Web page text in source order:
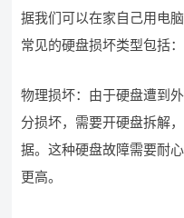
据我们可以在家自己用电
常见的硬盘损坏类型包括：
物理损坏：由于硬盘遭到
分损坏，需要开硬盘拆解
据。这种硬盘故障需要耐
更高。